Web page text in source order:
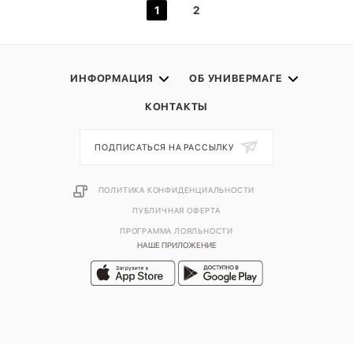
1 2
ИНФОРМАЦИЯ ОБ УНИВЕРМАГЕ
КОНТАКТЫ
НАШЕ ПРИЛОЖЕНИЕ
ПОДПИСАТЬСЯ НА РАССЫЛКУ
ПОЛИТИКА КОНФИДЕНЦИАЛЬНОСТИ
ПУБЛИЧНАЯ ОФЕРТА
ПРОГРАММА ЛОЯЛЬНОСТИ